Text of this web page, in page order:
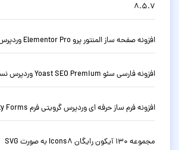
8.5.7
افزونه صفحه ساز المنتور پرو Elementor Pro وردپرس نسخه 4.2.1
افزونه فارسی سئو Yoast SEO Premium وردپرس نسخه حرفه ای 28.1
افزونه فرم ساز حرفه ای وردپرس گرویتی فرم Gravity Forms نسخه 3.0.0
مجموعه 130 آیکون رایگان Icons8 به صورت SVG